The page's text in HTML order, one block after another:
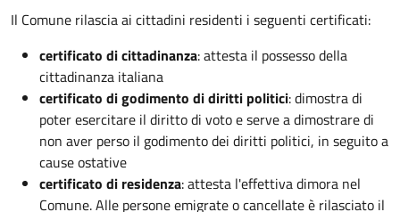
Il Comune rilascia ai cittadini residenti i seguenti certificati:
certificato di cittadinanza: attesta il possesso della
cittadinanza italiana
certificato di godimento di diritti politici: dimostra di
poter esercitare il diritto di voto e serve a dimostrare di
non aver perso il godimento dei diritti politici, in seguito a
cause ostative
certificato di residenza: attesta l'effettiva dimora nel
Comune. Alle persone emigrate o cancellate è rilasciato il